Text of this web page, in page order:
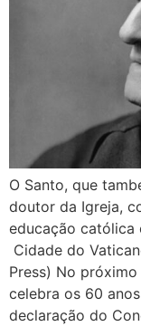
O Santo, que
doutor da Igreja,
educação
Cidade do
Press) No
celebra os 60 anos
declaração do